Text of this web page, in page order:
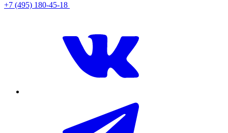
+7 (495) 180-45-18